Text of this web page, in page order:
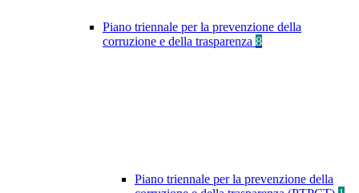
Piano triennale per la prevenzione della
corruzione e della trasparenza 8
Piano triennale per la prevenzione della